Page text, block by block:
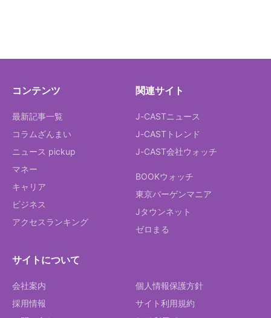
コンテンツ
最新記事一覧
コラムざんまい
ニュース pickup
マネー
キャリア
ビジネス
アクセスランキング
関連サイト
J-CASTニュース
J-CASTトレンド
J-CAST会社ウォッチ
BOOKウォッチ
東京バーゲンマニア
Jタウンネット
ゼロまる
サイトについて
会社案内
採用情報
個人情報保護方針
サイト利用規約